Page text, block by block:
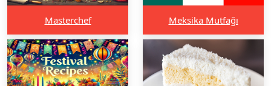
Masterchef Meksika Mutfağı